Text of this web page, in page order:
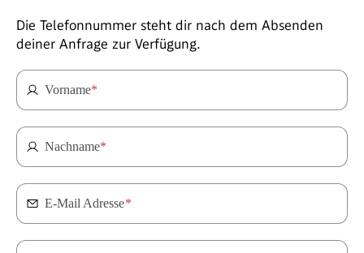
Die Telefonnummer steht dir nach dem Absenden
deiner Anfrage zur Verfügung.
Vorname*
Nachname*
E-Mail Adresse*